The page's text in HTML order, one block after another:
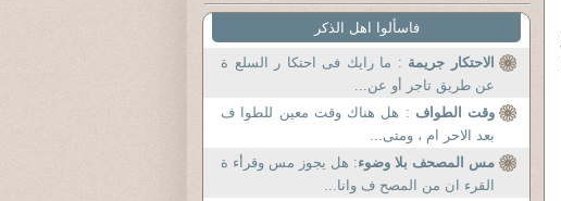
فاسألوا اهل الذكر
الاحتكار جريمة : ما رايك فى احتكا ر السلع ة
عن طريق تاجر أو عن...
وقت الطواف : هل هناك وقت معين للطوا ف
بعد الاحر ام ، ومتى...
مس المصحف بلا وضوء: هل يجوز مس وقرأء ة
القرء ان من المصح ف وانا...